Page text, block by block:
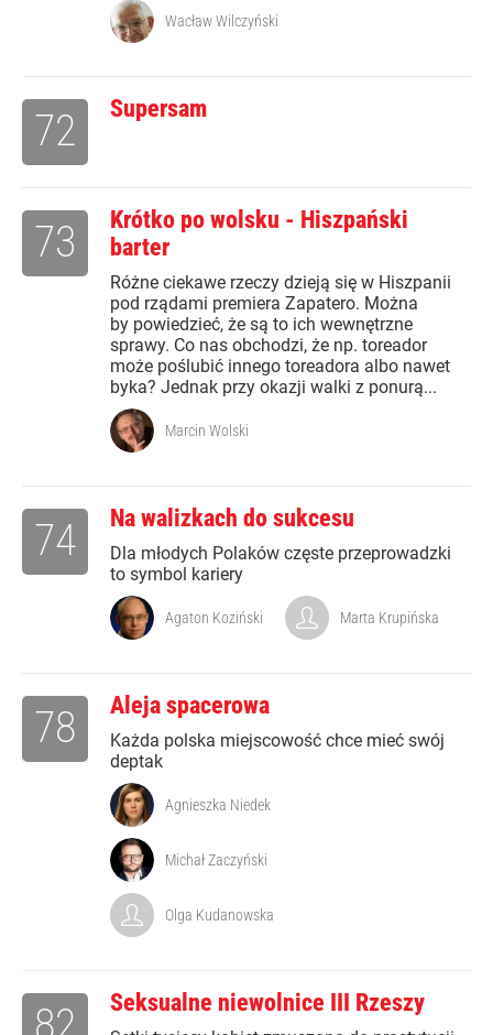
Wacław Wilczyński
Supersam
72
Krótko po wolsku - Hiszpański
barter
Różne ciekawe rzeczy dzieją się w Hiszpanii
pod rządami premiera Zapatero. Można
by powiedzieć, że są to ich wewnętrzne
sprawy. Co nas obchodzi, że np. toreador
może poślubić innego toreadora albo nawet
byka? Jednak przy okazji walki z ponurą...
73
Marcin Wolski
Na walizkach do sukcesu
Dla młodych Polaków częste przeprowadzki
to symbol kariery
74
Agaton Koziński Marta Krupińska
Aleja spacerowa
Każda polska miejscowość chce mieć swój
deptak
78
Agnieszka Niedek
Michał Zaczyński
Olga Kudanowska
Seksualne niewolnice III Rzeszy
82